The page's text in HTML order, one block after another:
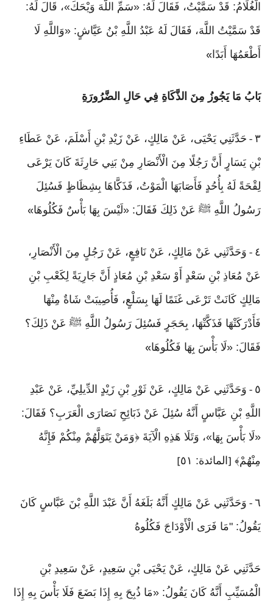
الْغُلَامُ: قَدْ سَمَّيْتُ، فَقَالَ لَهُ: «سَمِّ اللَّهَ وَيْحَكَ»، قَالَ لَهُ:
قَدْ سَمَّيْتُ اللَّهَ، فَقَالَ لَهُ عَبْدُ اللَّهِ بْنُ عَيَّاشٍ: «وَاللَّهِ لَا
أَطْعَمُهَا أَبَدًا »
بَابُ مَا يَجُوزُ مِنَ الذَّكَاةِ فِي حَالِ الضَّرُورَةِ
٣ - حَدَّثَنِي يَحْيَى، عَنْ مَالِكٍ، عَنْ زَيْدِ بْنِ أَسْلَمَ، عَنْ عَطَاءِ
بْنِ يَسَارٍ أَنَّ رَجُلًا مِنَ الْأَنْصَارِ مِنْ بَنِي حَارِثَةَ كَانَ يَرْعَى
لِقْحَةً لَهُ بِأُحُدٍ فَأَصَابَهَا الْمَوْتُ، فَذَكَّاهَا بِشِظَاظٍ فَسُئِلَ
رَسُولُ اللَّهِ ﷺ عَنْ ذَلِكَ فَقَالَ: «لَيْسَ بِهَا بَأْسٌ فَكُلُوهَا»
٤ - وَحَدَّثَنِي عَنْ مَالِكٍ، عَنْ نَافِعٍ، عَنْ رَجُلٍ مِنَ الْأَنْصَارِ،
عَنْ مُعَاذِ بْنِ سَعْدٍ أَوْ سَعْدِ بْنِ مُعَاذٍ أَنَّ جَارِيَةً لِكَعْبِ بْنِ
مَالِكٍ كَانَتْ تَرْعَى غَنَمًا لَهَا بِسَلْعٍ، فَأُصِيبَتْ شَاةٌ مِنْهَا
فَأَدْرَكَتْهَا فَذَكَّتْهَا، بِحَجَرٍ فَسُئِلَ رَسُولُ اللَّهِ ﷺ عَنْ ذَلِكَ؟
فَقَالَ: «لَا بَأْسَ بِهَا فَكُلُوهَا»
٥ - وَحَدَّثَنِي عَنْ مَالِكٍ، عَنْ ثَوْرِ بْنِ زَيْدٍ الدِّيلِيِّ، عَنْ عَبْدِ
اللَّهِ بْنِ عَبَّاسٍ أَنَّهُ سُئِلَ عَنْ ذَبَائِحِ نَصَارَى الْعَرَبِ؟ فَقَالَ:
«لَا بَأْسَ بِهَا»، وَتَلَا هَذِهِ الْآيَةَ ﴿وَمَنْ يَتَوَلَّهُمْ مِنْكُمْ فَإِنَّهُ
مِنْهُمْ﴾ [ المائدة: ٥١ ]
٦ - وَحَدَّثَنِي عَنْ مَالِكٍ أَنَّهُ بَلَغَهُ أَنَّ عَبْدَ اللَّهِ بْنَ عَبَّاسٍ كَانَ
يَقُولُ: "مَا فَرَى الْأَوْدَاجَ فَكُلُوهُ
حَدَّثَنِي عَنْ مَالِكٍ، عَنْ يَحْيَى بْنِ سَعِيدٍ، عَنْ سَعِيدِ بْنِ
الْمُسَيِّبِ أَنَّهُ كَانَ يَقُولُ: «مَا ذُبِحَ بِهِ إِذَا بَضَعَ فَلَا بَأْسَ بِهِ إِذَا